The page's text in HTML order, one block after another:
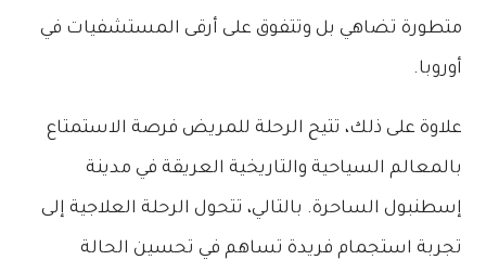
متطورة تضاهي بل وتتفوق على أرقى المستشفيات في
أوروبا.
علاوة على ذلك، تتيح الرحلة للمريض فرصة الاستمتاع
بالمعالم السياحية والتاريخية العريقة في مدينة
إسطنبول الساحرة. بالتالي، تتحول الرحلة العلاجية إلى
تجربة استجمام فريدة تساهم في تحسين الحالة